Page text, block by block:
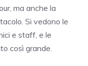
ma anche la
Si vedono le
e staff, e le
così grande.